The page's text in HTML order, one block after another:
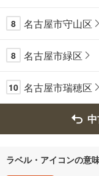
8 名古屋市守山区
8 名古屋市緑区
10 名古屋市瑞穂区
ラベル・アイコンの意